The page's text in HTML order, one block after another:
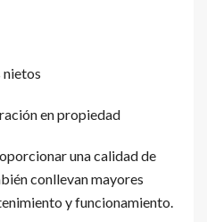
nietos
en propiedad
una calidad de
conllevan mayores
y funcionamiento.